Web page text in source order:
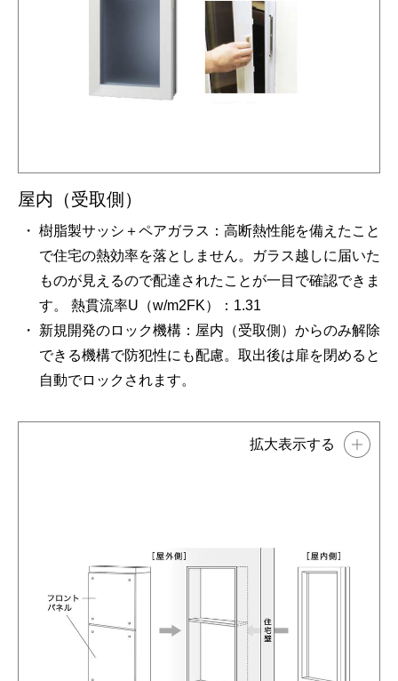
屋内（受取側）
樹脂製サッシ＋ペアガラス：高断熱性能を備えたこと
で住宅の熱効率を落としません。ガラス越しに届いた
ものが見えるので配達されたことが一目で確認できま
す。 熱貫流率U（w/m2FK）：1.31
新規開発のロック機構：屋内（受取側）からのみ解除
できる機構で防犯性にも配慮。取出後は扉を閉めると
自動でロックされます。